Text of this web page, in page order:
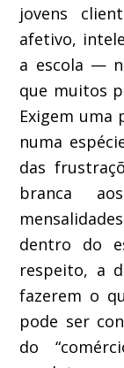
jovens
afetivo,
a escola —
que muitos
Exigem uma
numa
das
branca
dentro do
respeito, a
fazerem o
pode ser
do “